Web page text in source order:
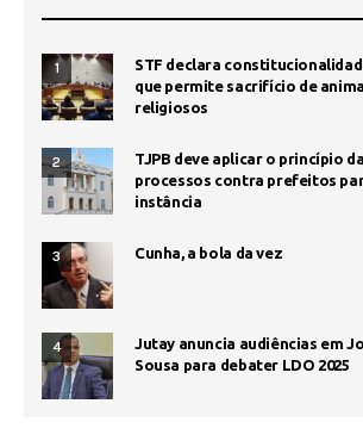
1
STF declara
que permite sacrifício de
religiosos
2
TJPB deve aplicar o princípio
processos contra prefeitos
instância
3 Cunha, a bola da vez
4
Jutay anuncia audiências em
Sousa para debater LDO 2025